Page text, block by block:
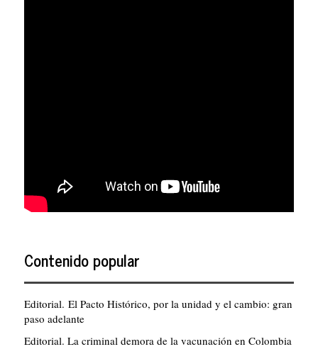
Contenido popular
Editorial. El Pacto Histórico, por la unidad y el cambio: gran
paso adelante
Editorial. La criminal demora de la vacunación en Colombia